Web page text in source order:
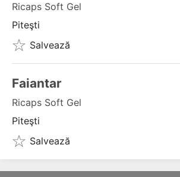
Ricaps Soft Gel
Piteşti
Salvează
Faiantar
Ricaps Soft Gel
Piteşti
Salvează